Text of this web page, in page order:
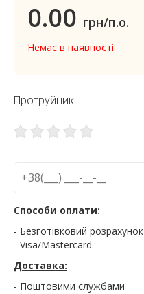
0.00 грн/п.о.
Немає в наявності
Протруйник
Способи оплати:
- Безготівковий розрахунок
- Visa/Mastercard
Доставка:
- Поштовими службами